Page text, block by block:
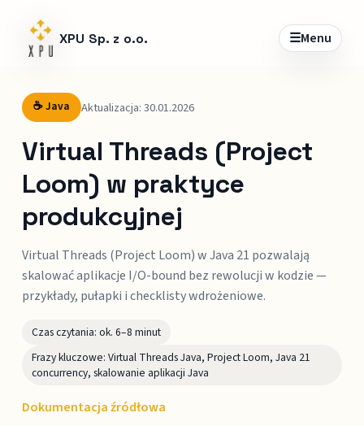
XPU Sp. z o.o. ☰Menu
☕ Java Aktualizacja: 30.01.2026
Virtual Threads (Project
Loom) w praktyce
produkcyjnej
Virtual Threads (Project Loom) w Java 21 pozwalają
skalować aplikacje I/O-bound bez rewolucji w kodzie —
przykłady, pułapki i checklisty wdrożeniowe.
Czas czytania: ok. 6–8 minut
Frazy kluczowe: Virtual Threads Java, Project Loom, Java 21
concurrency, skalowanie aplikacji Java
Dokumentacja źródłowa